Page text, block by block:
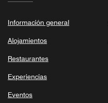
Información general
Alojamientos
Restaurantes
Experiencias
Eventos